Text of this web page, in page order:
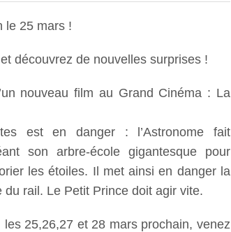
le 25 mars !
découvrez de nouvelles surprises !
nouveau film au Grand Cinéma : La
est en danger : l’Astronome fait
son arbre-école gigantesque pour
les étoiles. Il met ainsi en danger la
du rail. Le Petit Prince doit agir vite.
25,26,27 et 28 mars prochain, venez